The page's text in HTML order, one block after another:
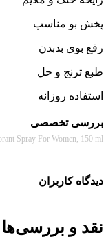
بو مناسب
بدبدن
و حل
روزانه
تخصصی
Spray For Women,
کاربران
و بررسی‌ها